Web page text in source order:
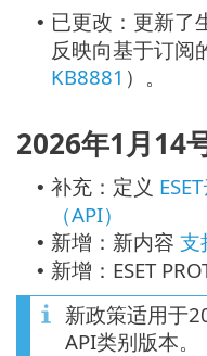
• 已更改：更新了
反映向基于订阅
KB8881 ）。
2026年1月14
• 补充：定义
（API）
• 新增：新内容 支
• 新增：ESET
新政策适用于
API类别版本。